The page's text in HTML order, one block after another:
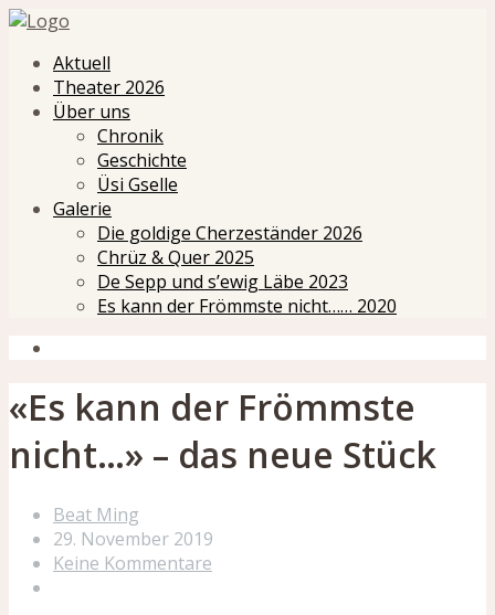
Aktuell
Theater 2026
Über uns
Chronik
Geschichte
Üsi Gselle
Galerie
Die goldige Cherzeständer 2026
Chrüz & Quer 2025
De Sepp und s’ewig Läbe 2023
Es kann der Frömmste nicht…… 2020
«Es kann der Frömmste
nicht…» – das neue Stück
Beat Ming
29. November 2019
Keine Kommentare